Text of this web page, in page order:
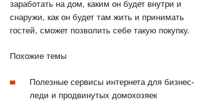
заработать на дом, каким он будет внутри и
снаружи, как он будет там жить и принимать
гостей, сможет позволить себе такую покупку.
Похожие темы
Полезные сервисы интернета для бизнес-
леди и продвинутых домохозяек